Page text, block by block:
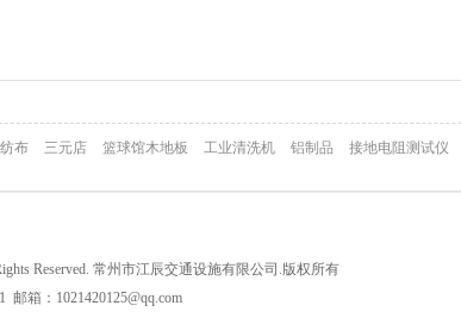
布 三元店 篮球馆木地板 工业清洗机 铝制品
接地电阻测试仪
Reserved. 常州市江辰交通设施有限公司.版权所有
邮箱：1021420125@qq.com